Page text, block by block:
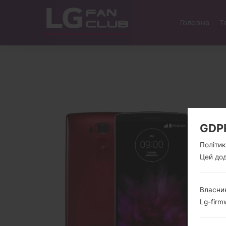
Головна
Цей
Lg-